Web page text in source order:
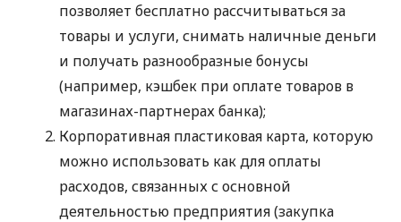
позволяет бесплатно рассчитываться за
товары и услуги, снимать наличные деньги
и получать разнообразные бонусы
(например, кэшбек при оплате товаров в
магазинах-партнерах банка);
Корпоративная пластиковая карта, которую
можно использовать как для оплаты
расходов, связанных с основной
деятельностью предприятия (закупка